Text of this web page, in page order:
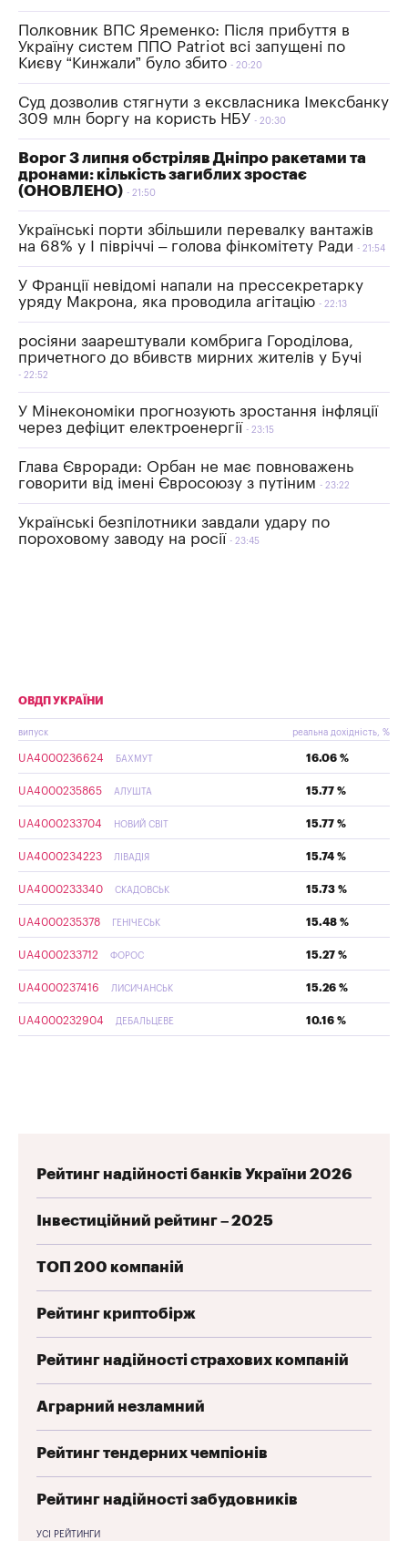
Полковник ВПС Яременко: Після прибуття в
Україну систем ППО Patriot всі запущені по
Києву “Кинжали” було збито
20:20
Суд дозволив стягнути з ексвласника Імексбанку
309 млн боргу на користь НБУ
20:30
Ворог 3 липня обстріляв Дніпро ракетами та
дронами: кількість загиблих зростає
(ОНОВЛЕНО)
21:50
Українські порти збільшили перевалку вантажів
на 68% у І півріччі – голова фінкомітету Ради
21:54
У Франції невідомі напали на прессекретарку
уряду Макрона, яка проводила агітацію
22:13
росіяни заарештували комбрига Городілова,
причетного до вбивств мирних жителів у Бучі
22:52
У Мінекономіки прогнозують зростання інфляції
через дефіцит електроенергії
23:15
Глава Євроради: Орбан не має повноважень
говорити від імені Євросоюзу з путіним
23:22
Українські безпілотники завдали удару по
пороховому заводу на росії
23:45
ОВДП УКРАЇНИ
випуск реальна дохідність, %
UA4000236624 БАХМУТ 16.06 %
UA4000235865 АЛУШТА 15.77 %
UA4000233704 НОВИЙ СВІТ 15.77 %
UA4000234223 ЛІВАДІЯ 15.74 %
UA4000233340 СКАДОВСЬК 15.73 %
UA4000235378 ГЕНІЧЕСЬК 15.48 %
UA4000233712 ФОРОС 15.27 %
UA4000237416 ЛИСИЧАНСЬК 15.26 %
UA4000232904 ДЕБАЛЬЦЕВЕ 10.16 %
Рейтинг надійності банків України 2026
Інвестиційний рейтинг – 2025
ТОП 200 компаній
Рейтинг криптобірж
Рейтинг надійності страхових компаній
Аграрний незламний
Рейтинг тендерних чемпіонів
Рейтинг надійності забудовників
УСІ РЕЙТИНГИ